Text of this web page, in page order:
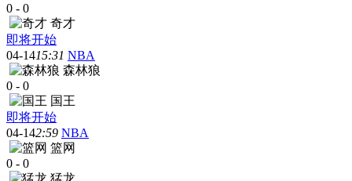
0 - 0
奇才
即将开始
04-1415:31 NBA
森林狼
0 - 0
国王
即将开始
04-142:59 NBA
篮网
0 - 0
猛龙